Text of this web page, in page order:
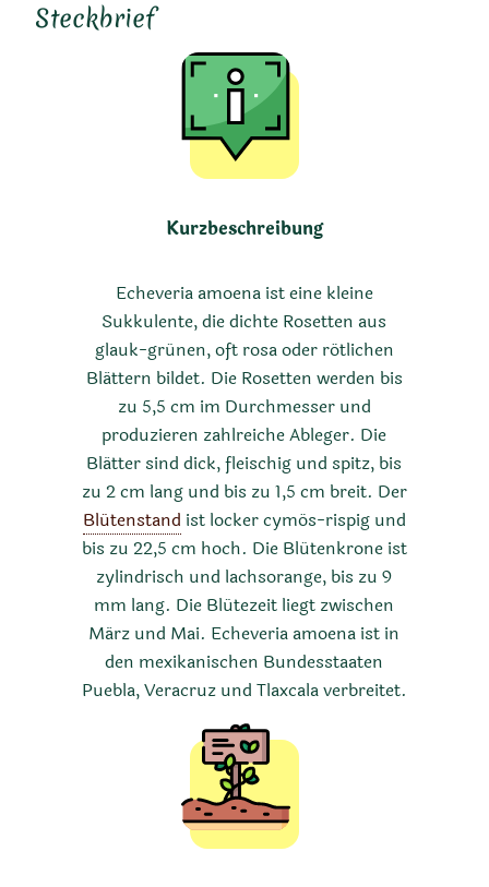
Steckbrief
Kurzbeschreibung
Echeveria amoena ist eine kleine
Sukkulente, die dichte Rosetten aus
glauk-grünen, oft rosa oder rötlichen
Blättern bildet. Die Rosetten werden bis
zu 5,5 cm im Durchmesser und
produzieren zahlreiche Ableger. Die
Blätter sind dick, fleischig und spitz, bis
zu 2 cm lang und bis zu 1,5 cm breit. Der
Blütenstand ist locker cymös-rispig und
bis zu 22,5 cm hoch. Die Blütenkrone ist
zylindrisch und lachsorange, bis zu 9
mm lang. Die Blütezeit liegt zwischen
März und Mai. Echeveria amoena ist in
den mexikanischen Bundesstaaten
Puebla, Veracruz und Tlaxcala verbreitet.